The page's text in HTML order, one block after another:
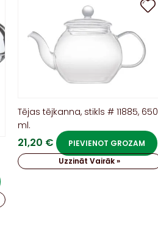
Tējas tējkanna, stikls # 11885, 650
ml.
21,20 €
PIEVIENOT GROZAM
Uzzināt Vairāk »